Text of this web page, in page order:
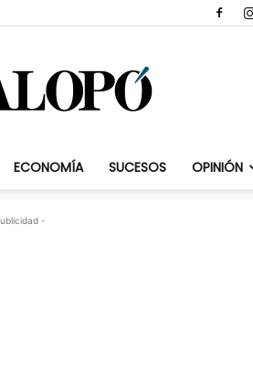
Vinalopó.com
ECONOMÍA SUCESOS OPINIÓN
-